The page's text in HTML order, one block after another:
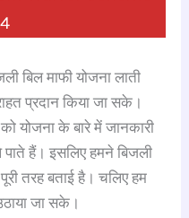
e
n
e
e
बिल माफी योजना लाती
प्रदान किया जा सके।
योजना के बारे में जानकारी
हैं। इसलिए हमने बिजली
तरह बताई है। चलिए हम
जा सके।